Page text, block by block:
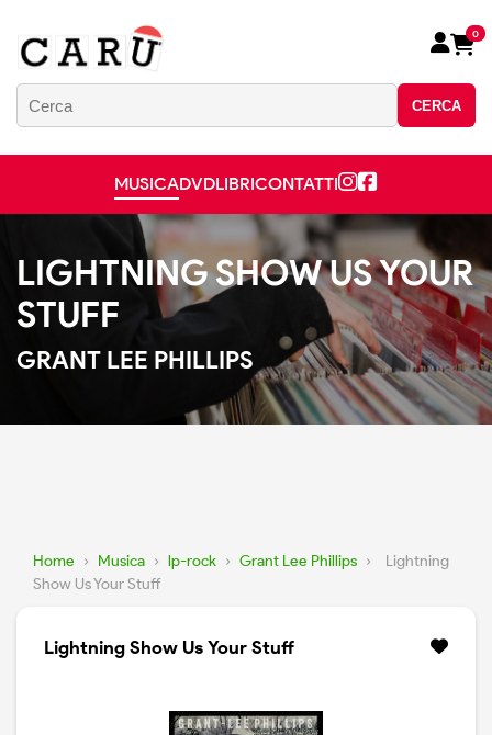
CERCA
0
MUSICADVDLIBRICONTATTI
LIGHTNING SHOW US YOUR
STUFF
GRANT LEE PHILLIPS
Home › Musica › lp-rock › Grant Lee Phillips ›
Lightning
Show Us Your Stuff
Lightning Show Us Your Stuff